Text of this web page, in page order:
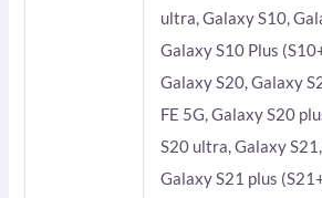
ultra, Galaxy S10,
Galaxy S10 Plus
Galaxy S20, Galaxy
FE 5G, Galaxy S20
S20 ultra, Galaxy
Galaxy S21 plus